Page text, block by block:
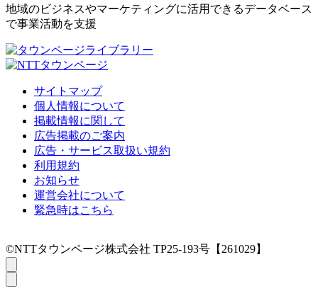
地域のビジネスやマーケティングに活用できるデータベース
で事業活動を支援
サイトマップ
個人情報について
掲載情報に関して
広告掲載のご案内
広告・サービス取扱い規約
利用規約
お知らせ
運営会社について
緊急時はこちら
©NTTタウンページ株式会社 TP25-193号【261029】